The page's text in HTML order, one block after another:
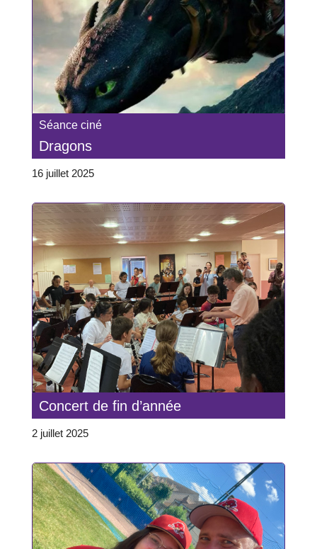
Séance ciné
Dragons
16 juillet 2025
Concert de fin d’année
2 juillet 2025